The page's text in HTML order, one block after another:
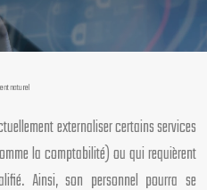
naturel
externaliser certains services
la comptabilité) ou qui requièrent
Ainsi, son personnel pourra se